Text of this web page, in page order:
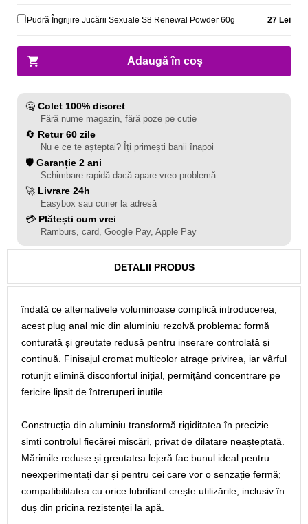
Pudră Îngrijire Jucării Sexuale S8 Renewal Powder 60g 27 Lei
Adaugă în coș
🤐 Colet 100% discret
Fără nume magazin, fără poze pe cutie
🔄 Retur 60 zile
Nu e ce te așteptai? Îți primești banii înapoi
🛡️ Garanție 2 ani
Schimbare rapidă dacă apare vreo problemă
🚀 Livrare 24h
Easybox sau curier la adresă
💳 Plătești cum vrei
Ramburs, card, Google Pay, Apple Pay
DETALII PRODUS
îndată ce alternativele voluminoase complică introducerea,
acest plug anal mic din aluminiu rezolvă problema: formă
conturată și greutate redusă pentru inserare controlată și
continuă. Finisajul cromat multicolor atrage privirea, iar vârful
rotunjit elimină disconfortul inițial, permițând concentrare pe
fericire lipsit de întreruperi inutile.
Construcția din aluminiu transformă rigiditatea în precizie —
simți controlul fiecărei mișcări, privat de dilatare neașteptată.
Mărimile reduse și greutatea lejeră fac bunul ideal pentru
neexperimentați dar și pentru cei care vor o senzație fermă;
compatibilitatea cu orice lubrifiant crește utilizările, inclusiv în
duș din pricina rezistenței la apă.